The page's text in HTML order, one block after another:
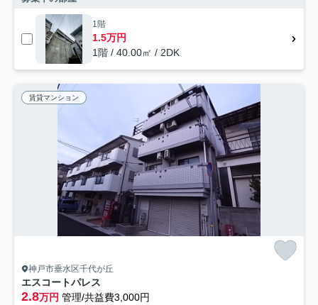
1階
1.5万円
1階 / 40.00㎡ / 2DK
賃貸マンション
神戸市垂水区千代が丘
エスコートパレス
2.8万円 管理/共益費3,000円